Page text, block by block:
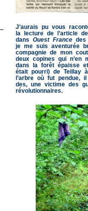
J’aurais pu vous
la lecture de l’article
dans Ouest Francedes
je me suis aventurée
compagnie de mon
deux copines qui n’en
dans la forêt épaisse et
était pourri) de Teillay
l’arbre où fut pendue,
des, une victime des
révolutionnaires.